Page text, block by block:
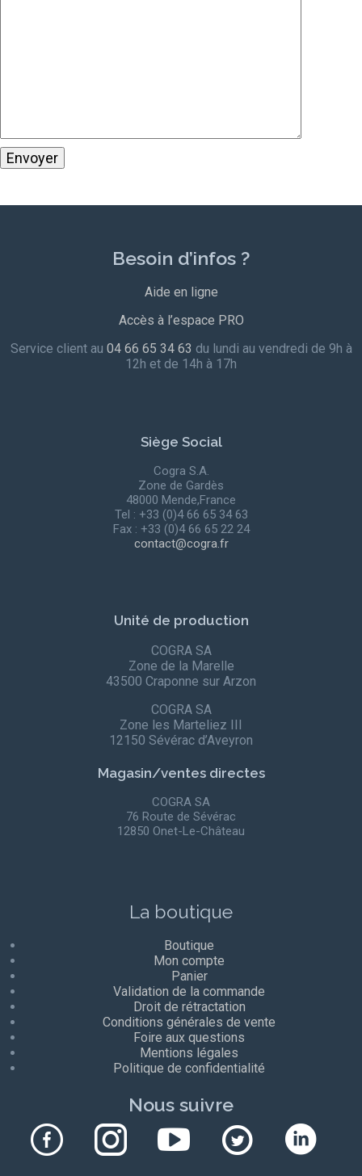
Besoin d’infos ?
Aide en ligne
Accès à l’espace PRO
Service client au 04 66 65 34 63 du lundi au vendredi de 9h à
12h et de 14h à 17h
Siège Social
Cogra S.A.
Zone de Gardès
48000 Mende,France
Tel : +33 (0)4 66 65 34 63
Fax : +33 (0)4 66 65 22 24
contact@cogra.fr
Unité de production
COGRA SA
Zone de la Marelle
43500 Craponne sur Arzon
COGRA SA
Zone les Marteliez III
12150 Sévérac d’Aveyron
Magasin/ventes directes
COGRA SA
76 Route de Sévérac
12850 Onet-Le-Château
La boutique
Boutique
Mon compte
Panier
Validation de la commande
Droit de rétractation
Conditions générales de vente
Foire aux questions
Mentions légales
Politique de confidentialité
Nous suivre